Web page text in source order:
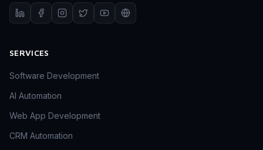
SERVICES
Software Development
AI Automation
Web App Development
CRM Automation